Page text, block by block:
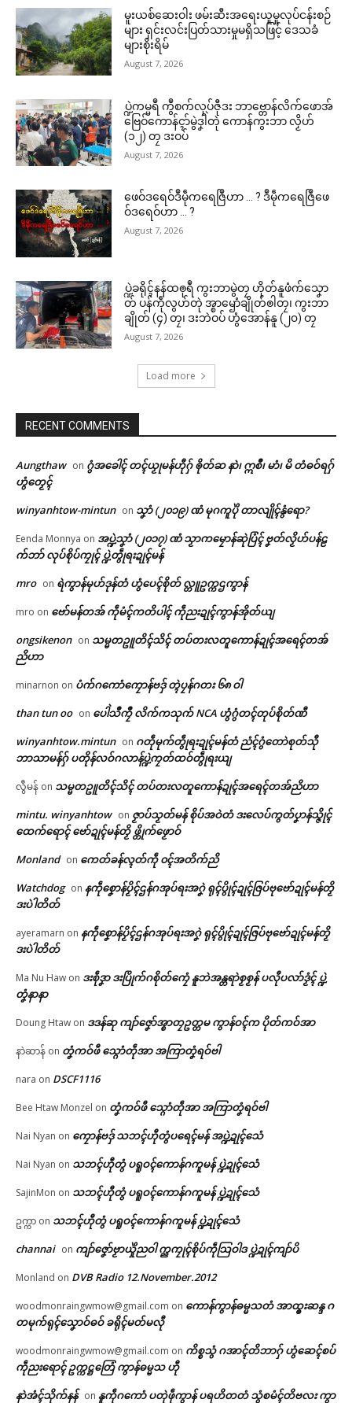
ပရိုၚ်လက္ကရဴအိုတ်
🏛 လညာတ်ပါ်ပဲါ
ညးဒါန်လိက်
ဗွဳဒဳယဵု
ဗၞတ်ဗ္ၜတ်လဝ်ပ္ဍဲဗွိုၚ်ဂှ်ဟေၚ် ပၟိက်စို
June 15, 2026
In "ပရိုၚ်"
ဒၟာနူအလဵုအသဳမလေဝ်ယှာ ကြေပ်
UNHCR တုဲ ညးဒှ်ဒဒိုက်တံ ဒှ်ဂ
ဝိၚ်ဂၠိုၚ်တိုန်
In "ပရိုၚ်"
အပ္ဍဲကာလချူဓဇက် ချာတာပၠန်ဂ
ရေၚ်ပံၚ်ကောံ (ပံၚ်တောဲ) ပၞာန်ရော
In "ပရိုၚ်"
မူးယစ်ဆေးဝါး ဖမ်းဆီးအရေးယူမှုလုပ်ငန်းစဉ်
များ ရှင်းလင်းပြတ်သားမှုမရှိသဖြင့် ဒေသခံ
များစိုးရိမ်
August 7, 2026
ပ္ဍဲကမ္မရဳ ကွဳစက်လုပ်ဇီုဒး ဘာဗ္တောန်လိက်ဖောအ်
ဗြေဝ်ကောန်ၚာ်မွဲဒၞါဲတုဲ ကောန်ကွးဘာ လၟိဟ်
(၁၂) တၠ ဒးဝပ်
August 7, 2026
ဖေဝ်ဒရေဝ်ဒဳမဵုကရေဇြဳဟာ … ? ဒဳမဵုကရေဇြဳဖေ
ဝ်ဒရေဝ်ဟာ … ?
August 7, 2026
ပ္ဍဲခရိုၚ်နန်ထၜုရဳ ကွးဘာမွဲတၠ ဟိုတ်နူဖံက်သၞော
တ် ပန်ကဵုလွဟ်တုဲ အ္စာၝောံချိုတ်ၜါတၠ၊ ကွးဘာ
ချိုတ် (၄) တၠ၊ ဒးဘဲဝပ် ဟွံအောန်နူ (၂၀) တၠ
August 7, 2026
Load more
RECENT COMMENTS
Aungthaw on ဂွံအခေါၚ် တၚ်ယၟုမန်ဟီုဂှ် ၜိုတ်ဆ နာဲ၊ ဣစဳ၊ မာံ၊ မိ တံဓဝ်ရဂှ်
ဟွံတၟေၚ်
winyanhtow-mintun on သၞာံ (၂၀၁၉) ဏံ မုဂကူပိုဲ တာလျိုၚ်နွံရော?
Eenda Monnya on အပ္ဍဲသၞာံ (၂၀၁၇) ဏံ သၟာကမၠောန်ဆုဲပြံၚ် ဗၞတ်လၟိဟ်ပန်ဠ
က်ဘာ် လုပ်စိုပ်ကၠုၚ် ပ္ဍဲတွဵုရးဍုၚ်မန်
mro on ရဲကွာန်မုဟ်ဒုန်တံ ဟွံပေၚ်စိုတ် လ္တူဥက္ကဌကွာန်
mro on ဗော်မန်တအ် ကဵုမံၚ်ကတိပါၚ် ကဵုညးဍုၚ်ကွာန်အိုတ်ယျ
ongsikenon on သမ္မတဥူတိၚ်သိၚ် တပ်တးလတူကောန်ဍုၚ်အရေၚ်တအ်
ညိဟာ
minarnon on ပံက်ဂကောံကၠောန်ဗဒှ် တ္ၚဲပၠန်ဂတး ၆၈ ဝါ
than tun oo on ပေါဲသဳကၠဳ လိက်ကသုက် NCA ဟွံဂွံတၚ်တုပ်စိုတ်ဏီ
winyanhtow.mintun on ဂတဵုမုက်တွဵုရးဍုၚ်မန်တံ ညံၚ်ဂွံတောဲစုတ်သီု
ဘာသာမန်ဂှ် ပတိုန်လဝ်ဂလာန်ပ္ဍဲကၠတ်ထဝ်တွဵုရးယျ
လွီမန် on သမ္မတဥူတိၚ်သိၚ် တပ်တးလတူကောန်ဍုၚ်အရေၚ်တအ်ညိဟာ
mintu. winyanhtow on ဇၟာပ်သၟတ်မန် စိုပ်အဝဲတံ ဒးလေပ်ကွတ်ပၞာန်သ္ဇိုၚ်
ထေက်ရောၚ် ဗော်ဍုၚ်မန်တၟိ ဖ္တိုက်ဖၟောဝ်
Monland on ကေတ်ခန်လ္ၚတ်ကဵု ၀ၚ်အတိက်ညိ
Watchdog on နကဵုစၞောန်ပၟိၚ်ဌန်ဂအုပ်ရးအဂၞဲ ရုၚ်ပွိုၚ်ဍုၚ်ဇြပ်ဗုဗော်ဍုၚ်မန်တၟိ
ဒးပဲါတိတ်
ayeramarn on နကဵုစၞောန်ပၟိၚ်ဌန်ဂအုပ်ရးအဂၞဲ ရုၚ်ပွိုၚ်ဍုၚ်ဇြပ်ဗုဗော်ဍုၚ်မန်တၟိ
ဒးပဲါတိတ်
Ma Nu Haw on ဒးစဵုဒၞာ ဒးပြိုက်ဂစိုတ်ကၠေံ နူဘဲအန္တရာဲစၟစၟန် ပလီုပလာ်ဒၟံၚ် ပ္ဍဲ
တၞံနာနာ
Doung Htaw on ဒဒန်ဆု ကျာ်ဇၞော်အ္စာတၠဥတ္တမ ကွာန်ဝၚ်က ပိုတ်ကဝ်အာ
နာဲဆာန် on တၞံကဝ်ဖီ သ္ဂောံတဵုအာ အကြာတၞံရဝ်ဗါ
nara on DSCF1116
Bee Htaw Monzel on တၞံကဝ်ဖီ သ္ဂောံတဵုအာ အကြာတၞံရဝ်ဗါ
Nai Nyan on ကၠောန်ဗဒှ် သဘၚ်ဟီုတွံပရေၚ်မန် အပ္ဍဲဍုၚ်သေံ
Nai Nyan on သဘၚ်ဟီုတွံ ပရူဝၚ်ကောန်ဂကူမန် ပ္ဍဲဍုၚ်သေံ
SajinMon on သဘၚ်ဟီုတွံ ပရူဝၚ်ကောန်ဂကူမန် ပ္ဍဲဍုၚ်သေံ
ဥက္ကာ on သဘၚ်ဟီုတွံ ပရူဝၚ်ကောန်ဂကူမန် ပ္ဍဲဍုၚ်သေံ
channai on ကျာ်ဇၞော်ဗၟာယှိုဲညဝါ က္ညကၠုၚ်စိုပ်ကဵုသြဝါဒ ပ္ဍဲဍုၚ်ကျာ်ပိ
Monland on DVB Radio 12.November.2012
woodmonraingwmow@gmail.com on ကောန်ကွာန်ဓမ္မသတံ အာထ္ၜးဆန္ဒ ဂ
တမုက်ရုၚ်သၞောဝ်ဓဝ် ခရိုၚ်မတ်မလီု
woodmonraingwmow@gmail.com on ကိစ္စသွံ ဂအာၚ်တိဘာဂှ် ဟွံဆေၚ်စပ်
ကဵုညးရောၚ် ဥက္ကဋ္ဌတြေံ ကွာန်ဓမ္မသ ဟီု
နာဲအံၚ်သိုက်နန် on နူကဵုဂကောံ ပတုဲဖဵုကွာန် ပရဟိတတံ သွံစမံၚ်တိဗလး ကွာ